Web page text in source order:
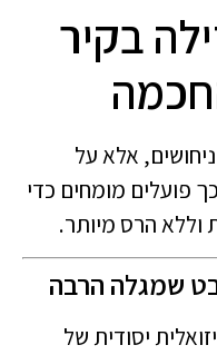
בקיר
אלא על
פועלים מומחים כדי
וללא הרס מיותר.
יסודית של